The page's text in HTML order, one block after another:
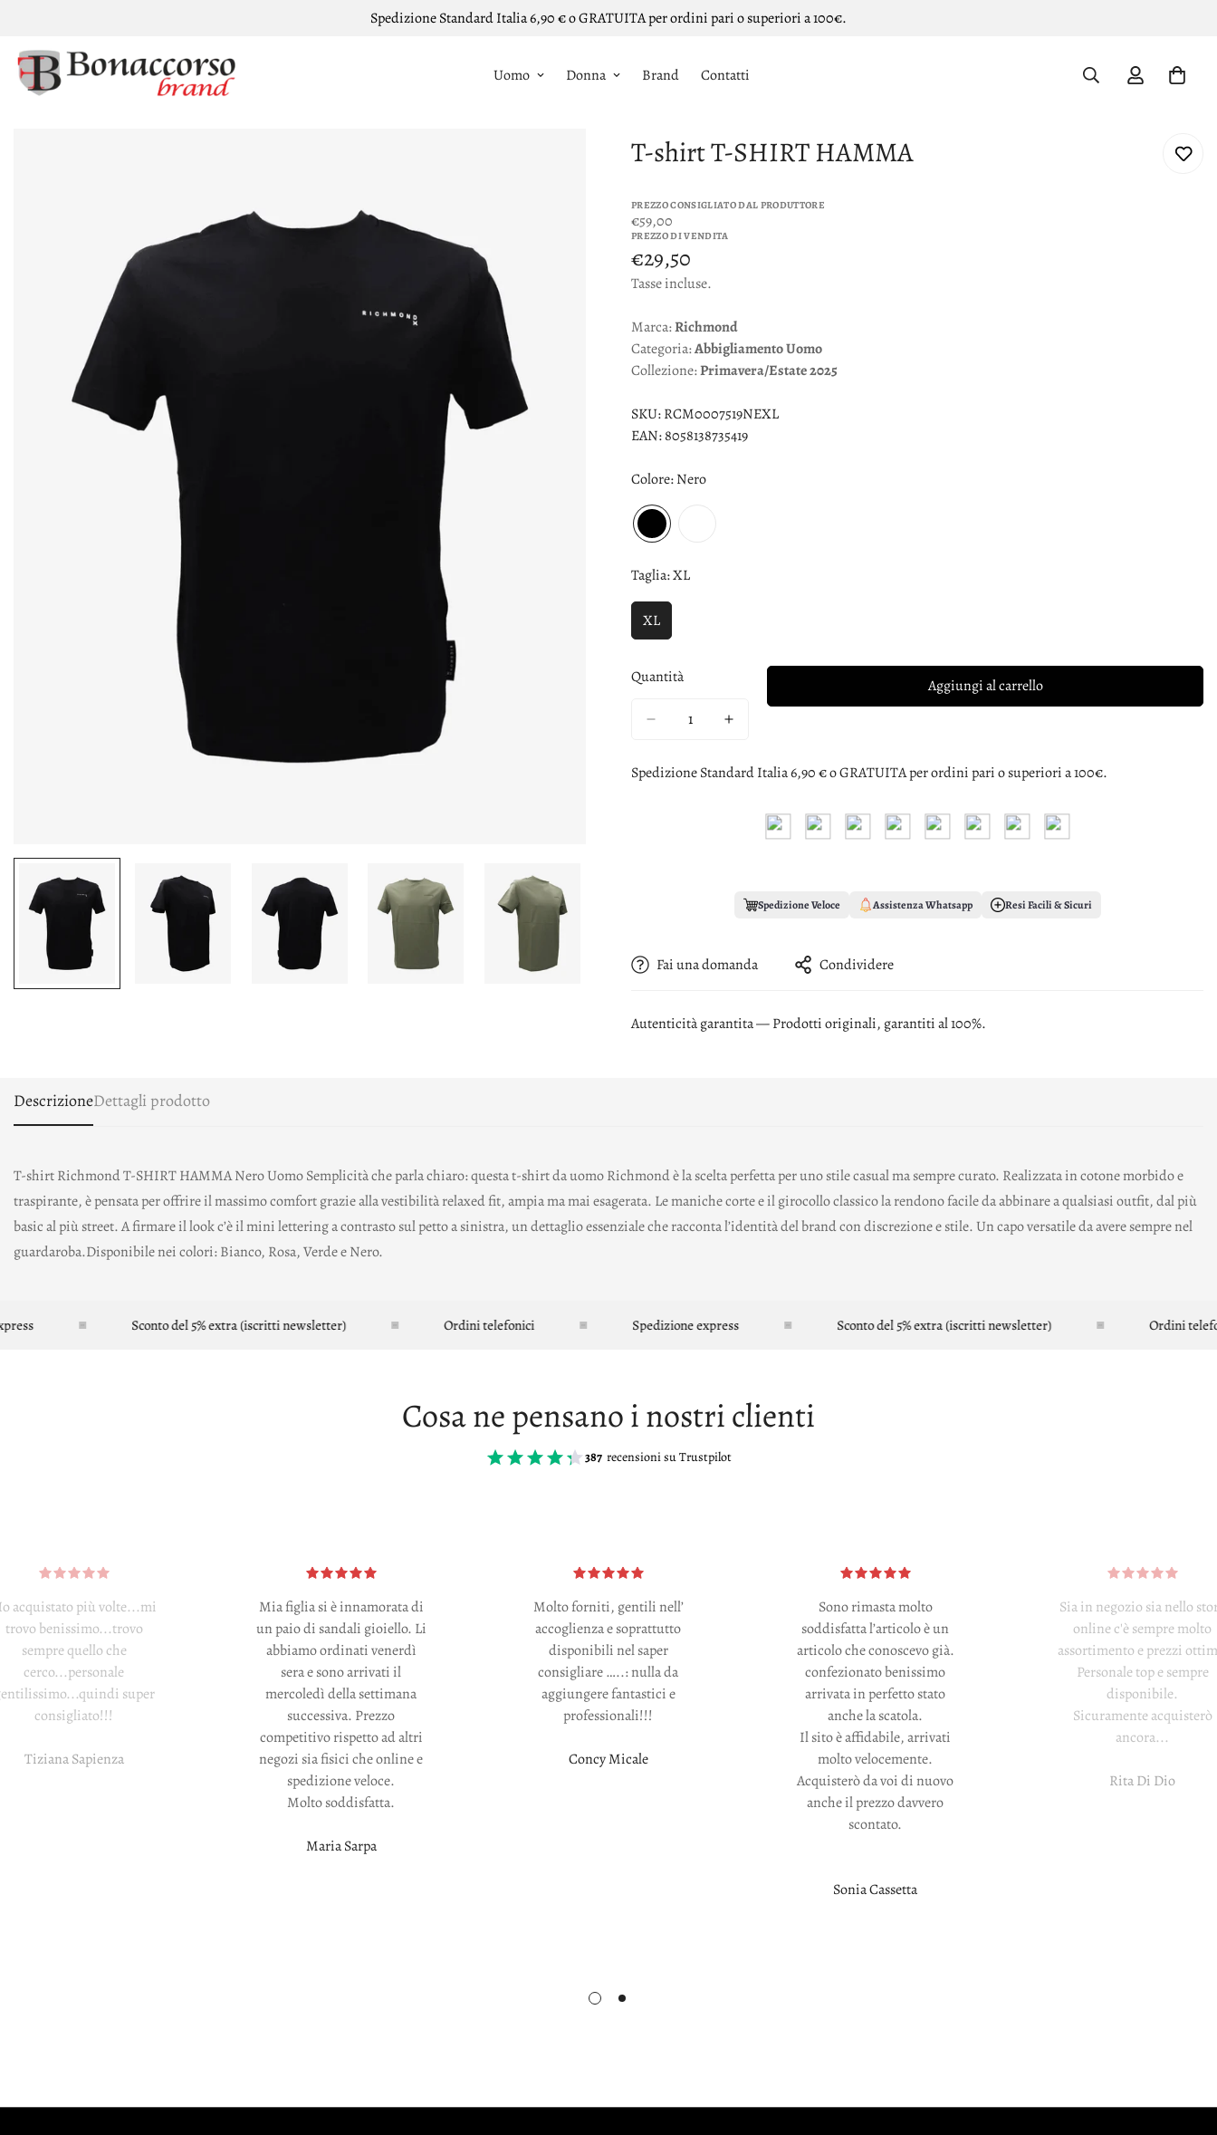
Spedizione Standard Italia 6,90 € o GRATUITA per ordini pari o superiori a 100€.
Uomo Donna Brand Contatti
T-shirt T-SHIRT HAMMA
PREZZO CONSIGLIATO DAL PRODUTTORE
€59,00
PREZZO DI VENDITA
€29,50
Tasse incluse.
Marca:Richmond
Categoria:AbbigliamentoUomo
Collezione:Primavera/Estate2025
SKU:RCM0007519NEXL
EAN:8058138735419
Colore:Nero
Taglia:XL
XL
Quantità Aggiungi al carrello
Spedizione Standard Italia 6,90 € o GRATUITA per ordini pari o superiori a 100€.
Spedizione Veloce Assistenza Whatsapp Resi Facili & Sicuri
Fai una domanda Condividere
Autenticità garantita — Prodotti originali, garantiti al 100%.
DescrizioneDettagli prodotto
T-shirt Richmond T-SHIRT HAMMA Nero Uomo Semplicità che parla chiaro: questa t-shirt da uomo Richmond è la scelta perfetta per uno stile casual ma sempre curato. Realizzata in cotone morbido e
traspirante, è pensata per offrire il massimo comfort grazie alla vestibilità relaxed fit, ampia ma mai esagerata. Le maniche corte e il girocollo classico la rendono facile da abbinare a qualsiasi outfit, dal più
basic al più street. A firmare il look c’è il mini lettering a contrasto sul petto a sinistra, un dettaglio essenziale che racconta l’identità del brand con discrezione e stile. Un capo versatile da avere sempre nel
guardaroba.Disponibile nei colori: Bianco, Rosa, Verde e Nero.
Sconto del 5% extra (iscritti newsletter) Ordini telefonici Spedizione express Sconto del 5% extra (iscritti newsletter) Ordini telefonici
Cosa ne pensano i nostri clienti
387 recensioni su Trustpilot
acquistato più volte...mi
trovo benissimo...trovo
sempre quello che
cerco...personale
super
consigliato!!!
Tiziana Sapienza
Mia figlia si è innamorata di
un paio di sandali gioiello. Li
abbiamo ordinati venerdì
sera e sono arrivati il
mercoledì della settimana
successiva. Prezzo
competitivo rispetto ad altri
negozi sia fisici che online e
spedizione veloce.
Molto soddisfatta.
Maria Sarpa
Molto forniti, gentili nell’
accoglienza e soprattutto
disponibili nel saper
consigliare …..: nulla da
aggiungere fantastici e
professionali!!!
Concy Micale
Sono rimasta molto
soddisfatta l’articolo è un
articolo che conoscevo già.
confezionato benissimo
arrivata in perfetto stato
anche la scatola.
Il sito è affidabile, arrivati
molto velocemente.
Acquisterò da voi di nuovo
anche il prezzo davvero
scontato.
Sonia Cassetta
Sia in negozio sia nello
online c'è sempre molto
assortimento e prezzi
Personale top e sempre
disponibile.
Sicuramente acquisterò
ancora...
Rita Di Dio